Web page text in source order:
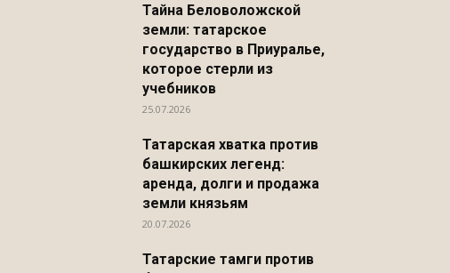
Тайна Беловоложской
земли: татарское
государство в Приуралье,
которое стерли из
учебников
25.07.2026
Татарская хватка против
башкирских легенд:
аренда, долги и продажа
земли князьям
20.07.2026
Татарские тамги против